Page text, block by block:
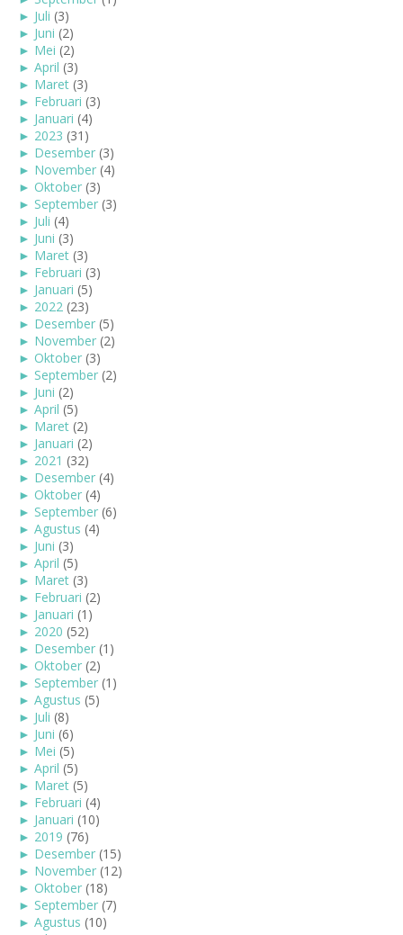
► Juli (3)
► Juni (2)
► Mei (2)
► April (3)
► Maret (3)
► Februari (3)
► Januari (4)
► 2023 (31)
► Desember (3)
► November (4)
► Oktober (3)
► September (3)
► Juli (4)
► Juni (3)
► Maret (3)
► Februari (3)
► Januari (5)
► 2022 (23)
► Desember (5)
► November (2)
► Oktober (3)
► September (2)
► Juni (2)
► April (5)
► Maret (2)
► Januari (2)
► 2021 (32)
► Desember (4)
► Oktober (4)
► September (6)
► Agustus (4)
► Juni (3)
► April (5)
► Maret (3)
► Februari (2)
► Januari (1)
► 2020 (52)
► Desember (1)
► Oktober (2)
► September (1)
► Agustus (5)
► Juli (8)
► Juni (6)
► Mei (5)
► April (5)
► Maret (5)
► Februari (4)
► Januari (10)
► 2019 (76)
► Desember (15)
► November (12)
► Oktober (18)
► September (7)
► Agustus (10)